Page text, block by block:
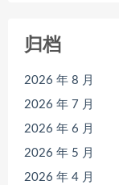
归档
2026 年 8 月
2026 年 7 月
2026 年 6 月
2026 年 5 月
2026 年 4 月